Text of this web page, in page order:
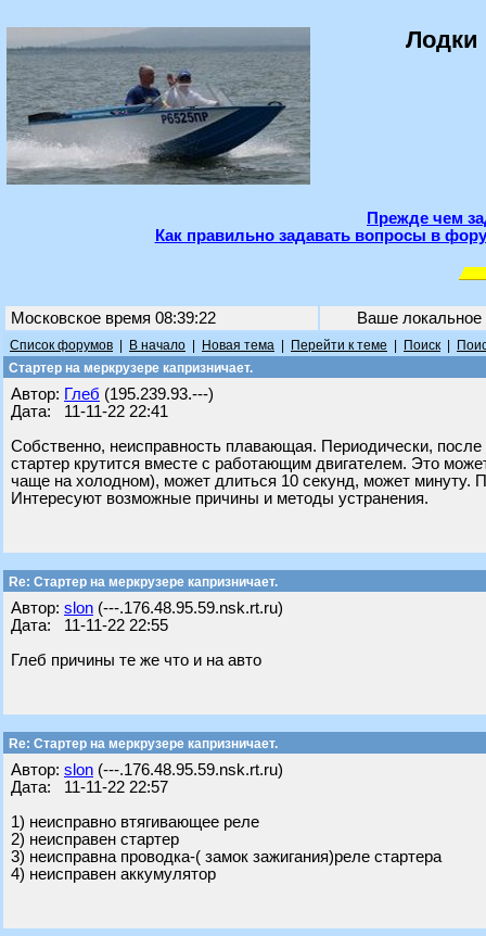
Лодки
Прежде чем
Как правильно задавать вопросы в
Московское время 08:39:22 Ваше
Список форумов В начало Новая тема Перейти к теме Поиск
Стартер на меркрузере капризничает.
Автор: Глеб (195.239.93.---)
Дата: 11-11-22 22:41
Собственно, неисправность плавающая. Периодически,
стартер крутится вместе с работающим двигателем. Это
чаще на холодном), может длиться 10 секунд, может минуту.
Интересуют возможные причины и методы устранения.
Re: Стартер на меркрузере капризничает.
Автор: slon (---.176.48.95.59.nsk.rt.ru)
Дата: 11-11-22 22:55
Глеб причины те же что и на авто
Re: Стартер на меркрузере капризничает.
Автор: slon (---.176.48.95.59.nsk.rt.ru)
Дата: 11-11-22 22:57
1) неисправно втягивающее реле
2) неисправен стартер
3) неисправна проводка-( замок зажигания)реле стартера
4) неисправен аккумулятор